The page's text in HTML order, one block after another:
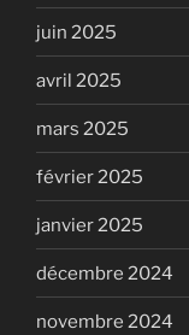
juin 2025
avril 2025
mars 2025
février 2025
janvier 2025
décembre 2024
novembre 2024